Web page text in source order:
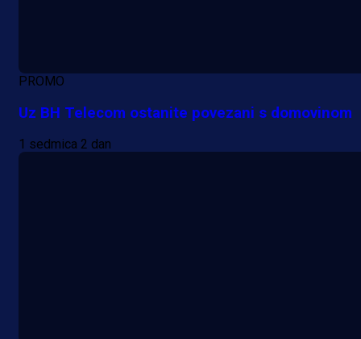
PROMO
Uz BH Telecom ostanite povezani s domovinom
1 sedmica 2 dan